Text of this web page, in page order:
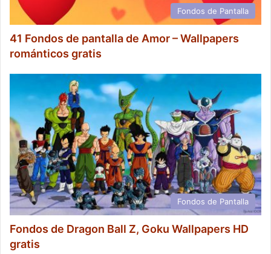
Fondos de Pantalla
41 Fondos de pantalla de Amor – Wallpapers
románticos gratis
Fondos de Pantalla
Fondos de Dragon Ball Z, Goku Wallpapers HD
gratis